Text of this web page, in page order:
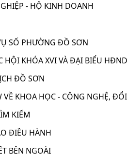
- HỘ KINH DOANH
SỐ PHƯỜNG ĐỒ SƠN
HỘI KHÓA XVI VÀ ĐẠI BIỂU
ĐỒ SƠN
KHOA HỌC - CÔNG NGHỆ,
KIẾM
ĐIỀU HÀNH
BÊN NGOÀI